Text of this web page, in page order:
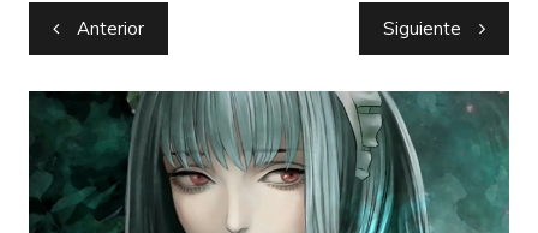
Navegación
de
entradas
Anterior Siguiente